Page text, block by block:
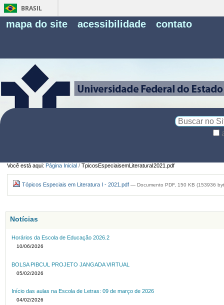
BRASIL
mapa do site acessibilidade contato
Você está aqui: Página Inicial / TpicosEspeciaisemLiteraturaI2021.pdf
Tópicos Especiais em Literatura I - 2021.pdf — Documento PDF, 150 KB (153936
Notícias
Horários da Escola de Educação 2026.2
10/06/2026
BOLSA PIBCUL PROJETO JANGADA VIRTUAL
05/02/2026
Início das aulas na Escola de Letras: 09 de março de 2026
04/02/2026